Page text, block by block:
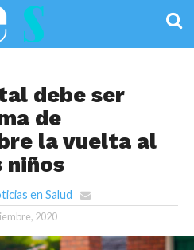
debe ser
de
la vuelta al
niños
en Salud
2020